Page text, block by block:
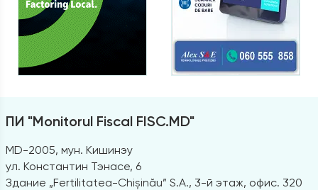
ПИ "Monitorul Fiscal FISC.MD"
MD-2005, мун. Кишинэу
ул. Константин Тэнасе, 6
Здание „Fertilitatea-Chișinău” S.A., 3-й этаж, офис. 320